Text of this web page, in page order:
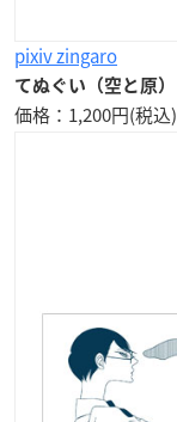
pixiv zingaro
てぬぐい（空と原）
価格：1,200円(税込)